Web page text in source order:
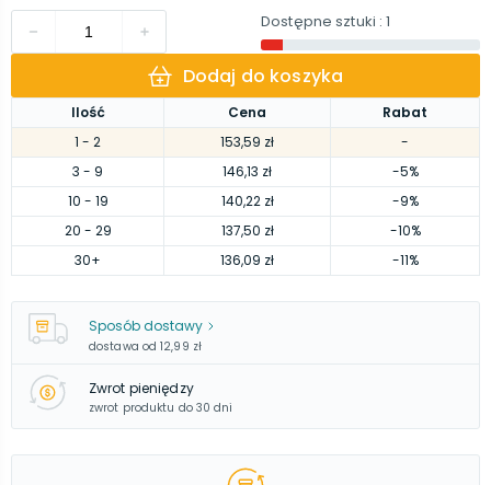
Ilość Cena
Rabat
1 - 2 153,59 zł
-
3 - 9 146,13 zł
-5%
10 - 19 140,22 zł
-9%
20 - 29 137,50 zł
-10%
30+ 136,09 zł -11%
Dostępne sztuki : 1
Dodaj do koszyka
Sposób dostawy
dostawa od 12,99 zł
Zwrot pieniędzy
zwrot produktu do 30 dni